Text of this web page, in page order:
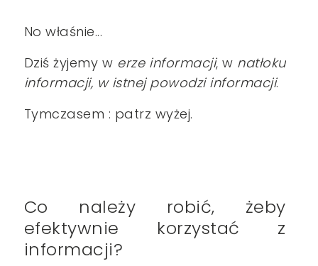
No właśnie...
Dziś żyjemy w erze informacji, w natłoku
informacji, w istnej powodzi informacji.
Tymczasem : patrz wyżej.
Co należy robić, żeby
efektywnie korzystać z
informacji?